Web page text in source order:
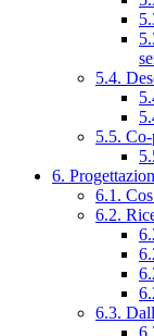
5.4.
5.5.
6.
6.1.
6.2.
6.3.